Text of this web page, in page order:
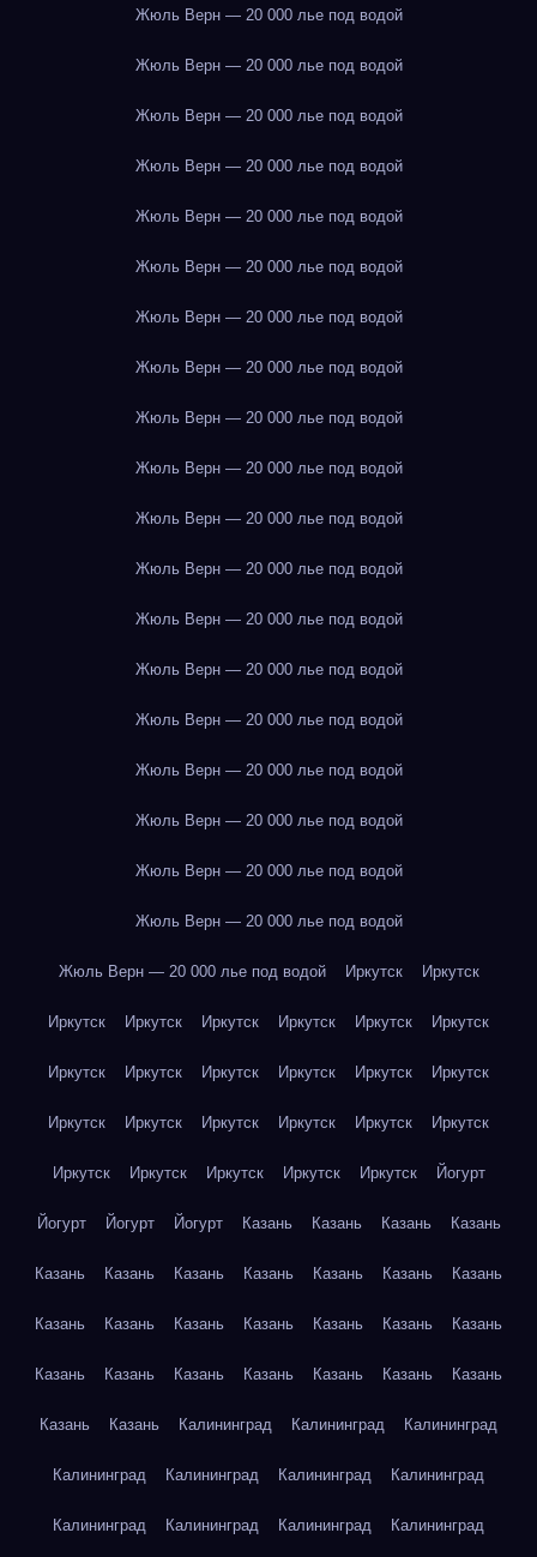
Жюль Верн — 20 000 лье под водой
Жюль Верн — 20 000 лье под водой
Жюль Верн — 20 000 лье под водой
Жюль Верн — 20 000 лье под водой
Жюль Верн — 20 000 лье под водой
Жюль Верн — 20 000 лье под водой
Жюль Верн — 20 000 лье под водой
Жюль Верн — 20 000 лье под водой
Жюль Верн — 20 000 лье под водой
Жюль Верн — 20 000 лье под водой
Жюль Верн — 20 000 лье под водой
Жюль Верн — 20 000 лье под водой
Жюль Верн — 20 000 лье под водой
Жюль Верн — 20 000 лье под водой
Жюль Верн — 20 000 лье под водой
Жюль Верн — 20 000 лье под водой
Жюль Верн — 20 000 лье под водой
Жюль Верн — 20 000 лье под водой
Жюль Верн — 20 000 лье под водой
Жюль Верн — 20 000 лье под водой Иркутск Иркутск
Иркутск Иркутск Иркутск Иркутск Иркутск Иркутск
Иркутск Иркутск Иркутск Иркутск Иркутск Иркутск
Иркутск Иркутск Иркутск Иркутск Иркутск Иркутск
Иркутск Иркутск Иркутск Иркутск Иркутск Йогурт
Йогурт Йогурт Йогурт Казань Казань Казань Казань
Казань Казань Казань Казань Казань Казань Казань
Казань Казань Казань Казань Казань Казань Казань
Казань Казань Казань Казань Казань Казань Казань
Казань Казань Калининград Калининград Калининград
Калининград Калининград Калининград Калининград
Калининград Калининград Калининград Калининград